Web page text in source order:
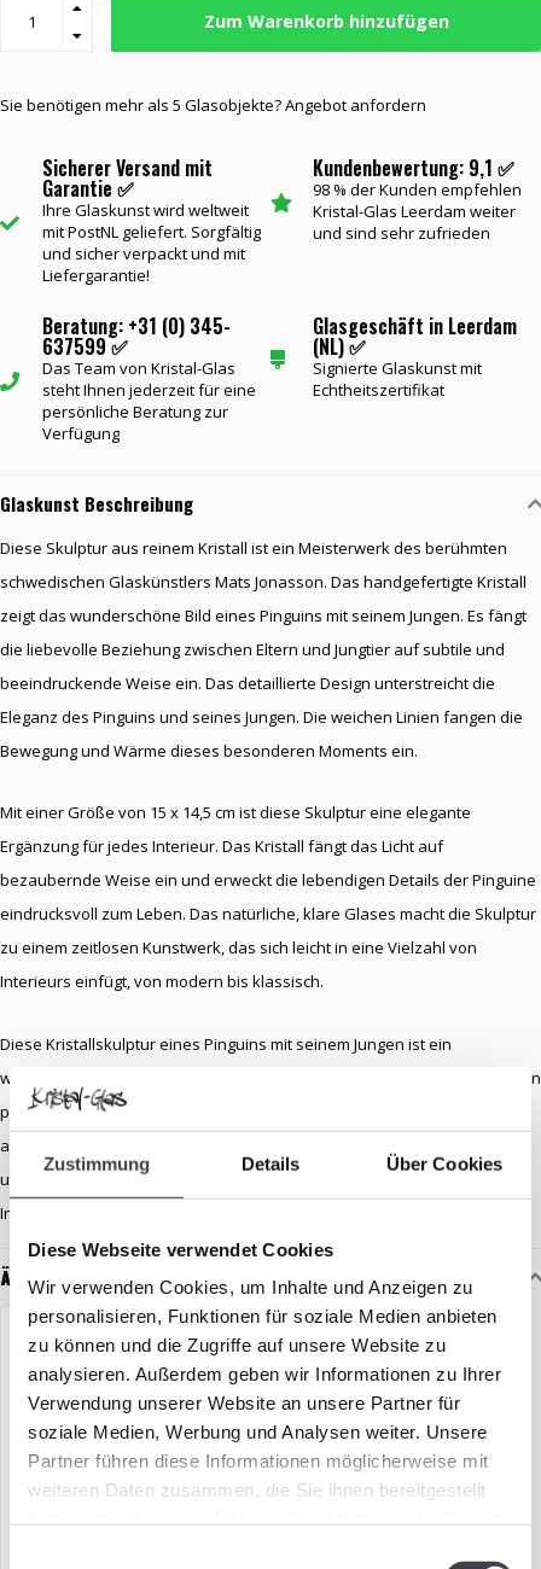
Zustimmung Details Über Cookies
Diese Webseite verwendet Cookies
Wir verwenden Cookies, um Inhalte und Anzeigen zu
personalisieren, Funktionen für soziale Medien anbieten
zu können und die Zugriffe auf unsere Website zu
analysieren. Außerdem geben wir Informationen zu Ihrer
Verwendung unserer Website an unsere Partner für
soziale Medien, Werbung und Analysen weiter. Unsere
Partner führen diese Informationen möglicherweise mit
weiteren Daten zusammen, die Sie ihnen bereitgestellt
Zum Warenkorb hinzufügen
Sie benötigen mehr als 5 Glasobjekte? Angebot anfordern
Sicherer Versand mit
Garantie ✅
Ihre Glaskunst wird weltweit
mit PostNL geliefert. Sorgfältig
und sicher verpackt und mit
Liefergarantie!
Kundenbewertung: 9,1 ✅
98 % der Kunden empfehlen
Kristal-Glas Leerdam weiter
und sind sehr zufrieden
Beratung: +31 (0) 345-
637599 ✅
Das Team von Kristal-Glas
steht Ihnen jederzeit für eine
persönliche Beratung zur
Verfügung
Glasgeschäft in Leerdam
(NL) ✅
Signierte Glaskunst mit
Echtheitszertifikat
Glaskunst Beschreibung
Diese Skulptur aus reinem Kristall ist ein Meisterwerk des berühmten
schwedischen Glaskünstlers Mats Jonasson. Das handgefertigte Kristall
zeigt das wunderschöne Bild eines Pinguins mit seinem Jungen. Es fängt
die liebevolle Beziehung zwischen Eltern und Jungtier auf subtile und
beeindruckende Weise ein. Das detaillierte Design unterstreicht die
Eleganz des Pinguins und seines Jungen. Die weichen Linien fangen die
Bewegung und Wärme dieses besonderen Moments ein.
Mit einer Größe von 15 x 14,5 cm ist diese Skulptur eine elegante
Ergänzung für jedes Interieur. Das Kristall fängt das Licht auf
bezaubernde Weise ein und erweckt die lebendigen Details der Pinguine
eindrucksvoll zum Leben. Das natürliche, klare Glases macht die Skulptur
zu einem zeitlosen Kunstwerk, das sich leicht in eine Vielzahl von
Interieurs einfügt, von modern bis klassisch.
Diese Kristallskulptur eines Pinguins mit seinem Jungen ist ein
wunderschönes Symbol für Liebe, Fürsorge und Familienbande. Sie ist ein
perfektes Geschenk für alle, die Glaskunst lieben und sammeln und für
alle, die die Schönheit der Natur zu schätzen wissen. Ein einzigartiges
und erlesenes Objekt, das garantiert Aufmerksamkeit erregt und Ihrem
Interieur eine warme und gefühlvolle Atmosphäre verleiht.
Ähnliche Artikel